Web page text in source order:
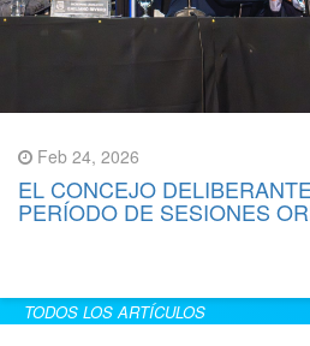
Feb 24, 2026
EL CONCEJO
PERÍODO DE SESIONES
TODOS LOS ARTÍCULOS